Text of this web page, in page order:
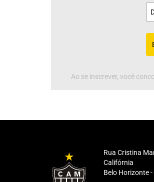
Ao se inscrever, você
Rua Cristina
Califórnia
Belo Horizonte